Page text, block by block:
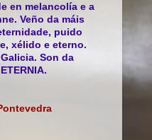
en melancolía e a
Veño da máis
puido
xélido e eterno.
Son da